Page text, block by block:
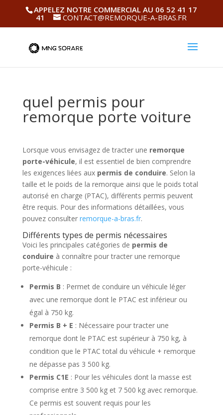
APPELEZ NOTRE COMMERCIAL AU 06 52 41 17
41
CONTACT@REMORQUE-A-BRAS.FR
quel permis pour
remorque porte voiture
Lorsque vous envisagez de tracter une remorque
porte-véhicule, il est essentiel de bien comprendre
les exigences liées aux permis de conduire. Selon la
taille et le poids de la remorque ainsi que le poids total
autorisé en charge (PTAC), différents permis peuvent
être requis. Pour des informations détaillées, vous
pouvez consulter remorque-a-bras.fr.
Différents types de permis nécessaires
Voici les principales catégories de permis de
conduire à connaître pour tracter une remorque
porte-véhicule :
Permis B : Permet de conduire un véhicule léger
avec une remorque dont le PTAC est inférieur ou
égal à 750 kg.
Permis B + E : Nécessaire pour tracter une
remorque dont le PTAC est supérieur à 750 kg, à
condition que le PTAC total du véhicule + remorque
ne dépasse pas 3 500 kg.
Permis C1E : Pour les véhicules dont la masse est
comprise entre 3 500 kg et 7 500 kg avec remorque.
Ce permis est souvent requis pour les